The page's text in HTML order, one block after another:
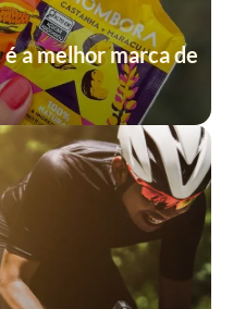
a melhor marca de